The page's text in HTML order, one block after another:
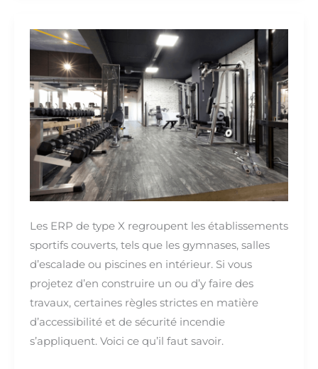
Les ERP de type X regroupent les établissements
sportifs couverts, tels que les gymnases, salles
d’escalade ou piscines en intérieur. Si vous
projetez d’en construire un ou d’y faire des
travaux, certaines règles strictes en matière
d’accessibilité et de sécurité incendie
s’appliquent. Voici ce qu’il faut savoir.
Réglementation
ERP
type
X